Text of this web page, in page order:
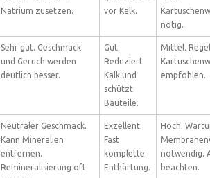
Natrium zusetzen.
vor Kalk.
nötig.
Sehr gut. Geschmack
und Geruch werden
deutlich besser.
Gut.
Reduziert
Kalk und
schützt
Bauteile.
Mittel.
empfohlen.
Neutraler Geschmack.
Kann Mineralien
entfernen.
Remineralisierung oft
Exzellent.
Fast
komplette
Enthärtung.
Hoch.
notwendig.
beachten.